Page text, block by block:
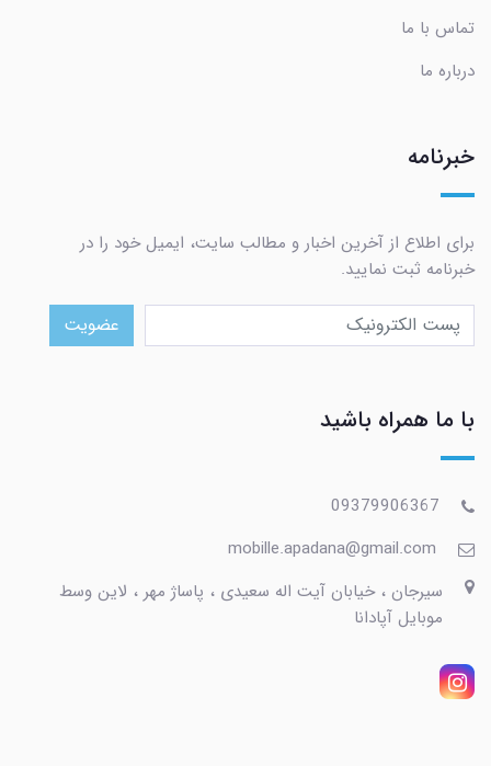
تماس با ما
درباره ما
خبرنامه
برای اطلاع از آخرین اخبار و مطالب سایت، ایمیل خود را در
خبرنامه ثبت نمایید.
عضویت
با ما همراه باشید
09379906367
mobille.apadana@gmail.com
سیرجان ، خیابان آیت اله سعیدی ، پاساژ مهر ، لاین وسط
موبایل آپادانا